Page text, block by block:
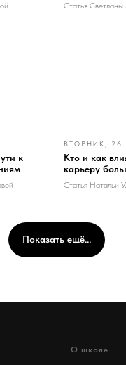
Статья Светланы
к
ВТОРНИК, 26
Кто и как
карьеру
Статья Натальи
Показать ещё...
О школе